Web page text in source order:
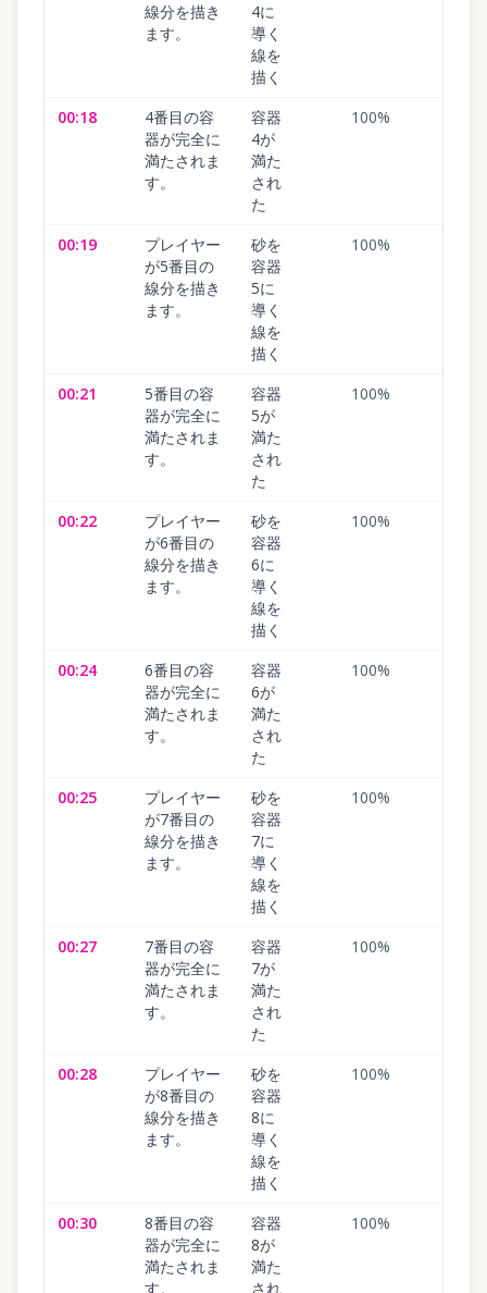
線分を描き
ます。
4に
導く
線を
描く
00:18
4番目の容
器が完全に
満たされま
す。
容器
4が
満た
され
た
100%
00:19
プレイヤー
が5番目の
線分を描き
ます。
砂を
容器
5に
導く
線を
描く
100%
00:21
5番目の容
器が完全に
満たされま
す。
容器
5が
満た
され
た
100%
00:22
プレイヤー
が6番目の
線分を描き
ます。
砂を
容器
6に
導く
線を
描く
100%
00:24
6番目の容
器が完全に
満たされま
す。
容器
6が
満た
され
た
100%
00:25
プレイヤー
が7番目の
線分を描き
ます。
砂を
容器
7に
導く
線を
描く
100%
00:27
7番目の容
器が完全に
満たされま
す。
容器
7が
満た
され
た
100%
00:28
プレイヤー
が8番目の
線分を描き
ます。
砂を
容器
8に
導く
線を
描く
100%
00:30
8番目の容
器が完全に
満たされま
す。
容器
8が
満た
され
100%